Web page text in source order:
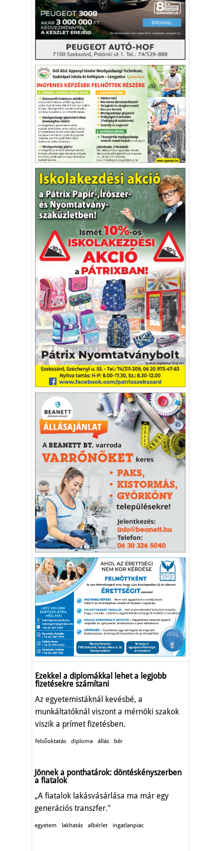
Ezekkel a diplomákkal lehet a legjobb
fizetésekre számítani
Az egyetemistáknál kevésbé, a
munkáltatóknál viszont a mérnöki szakok
viszik a prímet fizetésben.
felsőoktatás diploma állás bér
Jönnek a ponthatárok: döntéskényszerben
a fiatalok
„A fiatalok lakásvásárlása ma már egy
generációs transzfer."
egyetem lakhatás albérlet ingatlanpiac